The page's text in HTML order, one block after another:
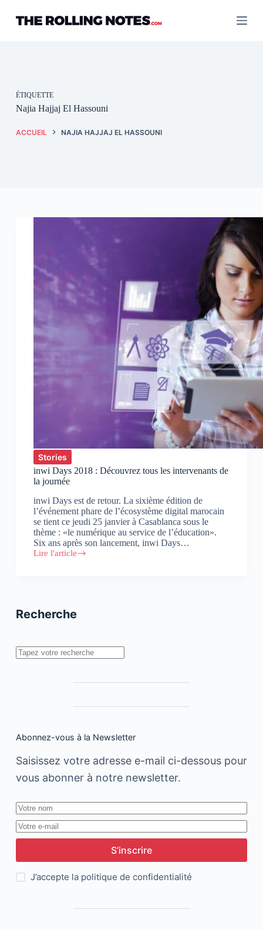
contenu
ÉTIQUETTE
Najia Hajjaj El Hassouni
ACCUEIL NAJIA HAJJAJ EL HASSOUNI
Stories
inwi Days 2018 : Découvrez tous les intervenants de
la journée
inwi Days est de retour. La sixième édition de
l’événement phare de l’écosystème digital marocain
se tient ce jeudi 25 janvier à Casablanca sous le
thème : «le numérique au service de l’éducation».
Six ans après son lancement, inwi Days…
Lire l'article
inwi
les
la
journée
Recherche
Rechercher
Abonnez-vous à la Newsletter
Saisissez votre adresse e-mail ci-dessous pour
vous abonner à notre newsletter.
S’inscrire
J’accepte la politique de confidentialité